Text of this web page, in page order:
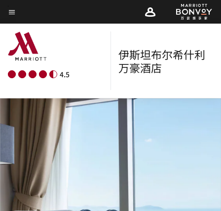
Skip
to
main
content
菜单文本
4.5
伊斯坦布尔希什利
万豪酒店